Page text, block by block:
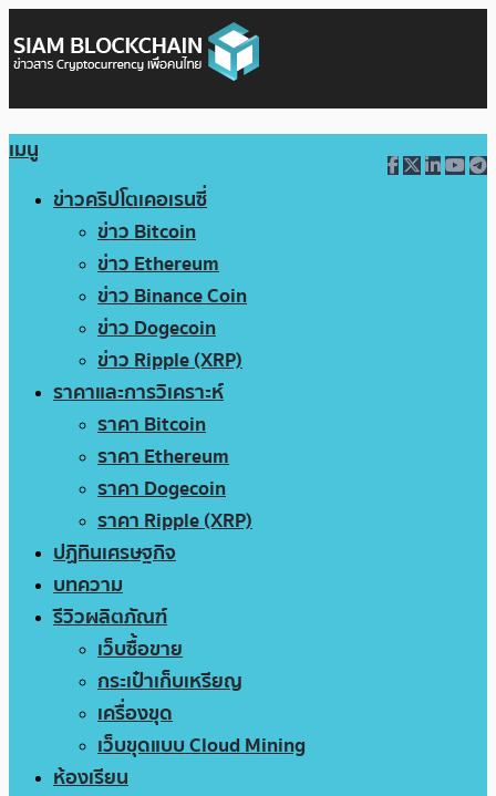
เมนู
ข่าวคริปโตเคอเรนซี่
ข่าว Bitcoin
ข่าว Ethereum
ข่าว Binance Coin
ข่าว Dogecoin
ข่าว Ripple (XRP)
ราคาและการวิเคราะห์
ราคา Bitcoin
ราคา Ethereum
ราคา Dogecoin
ราคา Ripple (XRP)
ปฏิทินเศรษฐกิจ
บทความ
รีวิวผลิตภัณฑ์
เว็บซื้อขาย
กระเป๋าเก็บเหรียญ
เครื่องขุด
เว็บขุดแบบ Cloud Mining
ห้องเรียน